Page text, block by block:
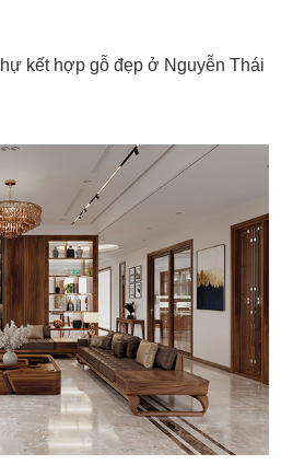
kết hợp gỗ đẹp ở Nguyễn Thái